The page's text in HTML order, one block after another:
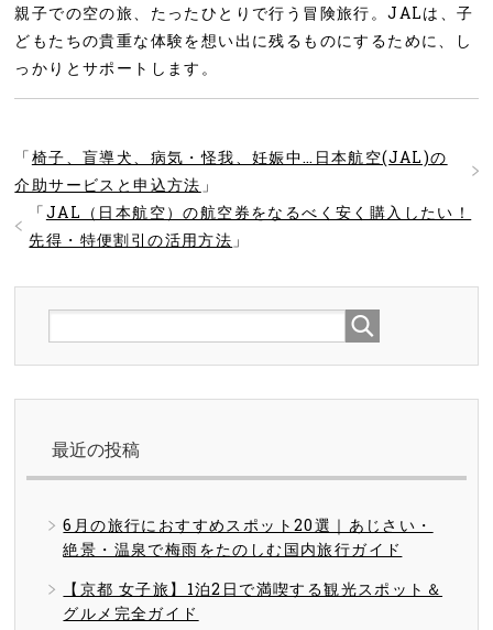
親子での空の旅、たったひとりで行う冒険旅行。JALは、子
どもたちの貴重な体験を想い出に残るものにするために、し
っかりとサポートします。
「椅子、盲導犬、病気・怪我、妊娠中…日本航空(JAL)の
介助サービスと申込方法 」
「JAL（日本航空）の航空券をなるべく安く購入したい！
先得・特便割引の活用方法 」
最近の投稿
6月の旅行におすすめスポット20選｜あじさい・
絶景・温泉で梅雨をたのしむ国内旅行ガイド
【京都 女子旅】1泊2日で満喫する観光スポット＆
グルメ完全ガイド